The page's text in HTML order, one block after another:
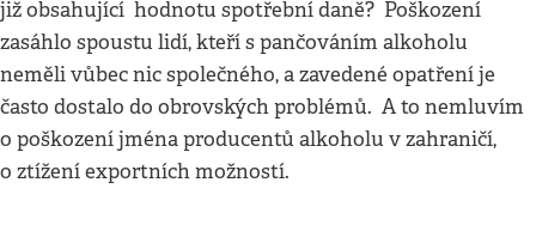
již obsahující hodnotu spotřební daně? Poškození
zasáhlo spoustu lidí, kteří s pančováním alkoholu
neměli vůbec nic společného, a zavedené opatření je
často dostalo do obrovských problémů. A to nemluvím
o poškození jména producentů alkoholu v zahraničí,
o ztížení exportních možností.